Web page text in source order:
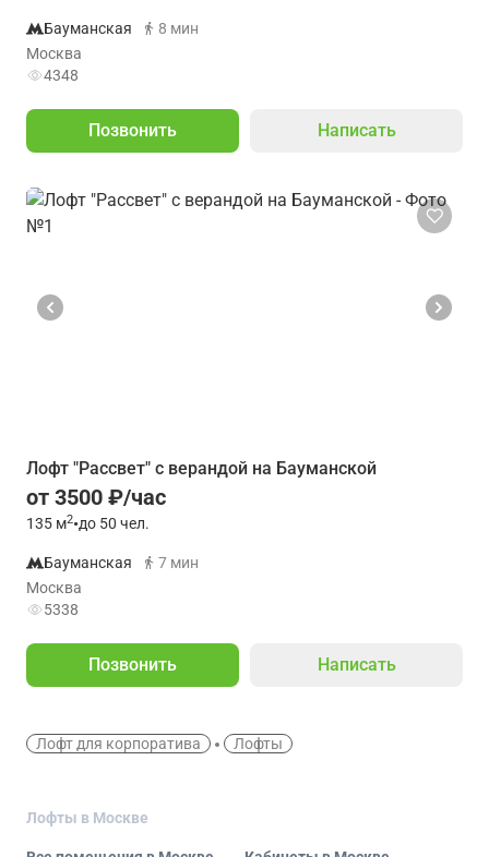
Бауманская
8 мин
Москва
4348
Позвонить Написать
Лофт "Рассвет" с верандой на Бауманской
от 3500 ₽/час
135 м2•до 50 чел.
Бауманская
7 мин
Москва
5338
Позвонить Написать
Лофт для корпоратива Лофты
Лофты в Москве